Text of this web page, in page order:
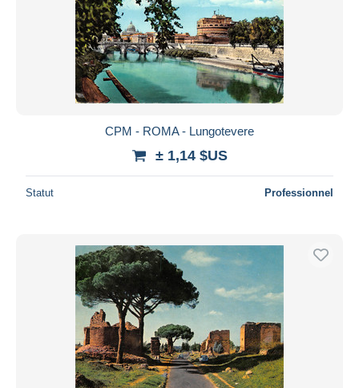
CPM - ROMA - Lungotevere
± 1,14 $US
Statut Professionnel